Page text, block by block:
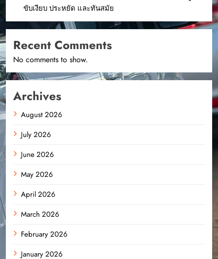
ขับเงียบ ประหยัด และทันสมัย
Recent Comments
No comments to show.
Archives
August 2026
July 2026
June 2026
May 2026
April 2026
March 2026
February 2026
January 2026